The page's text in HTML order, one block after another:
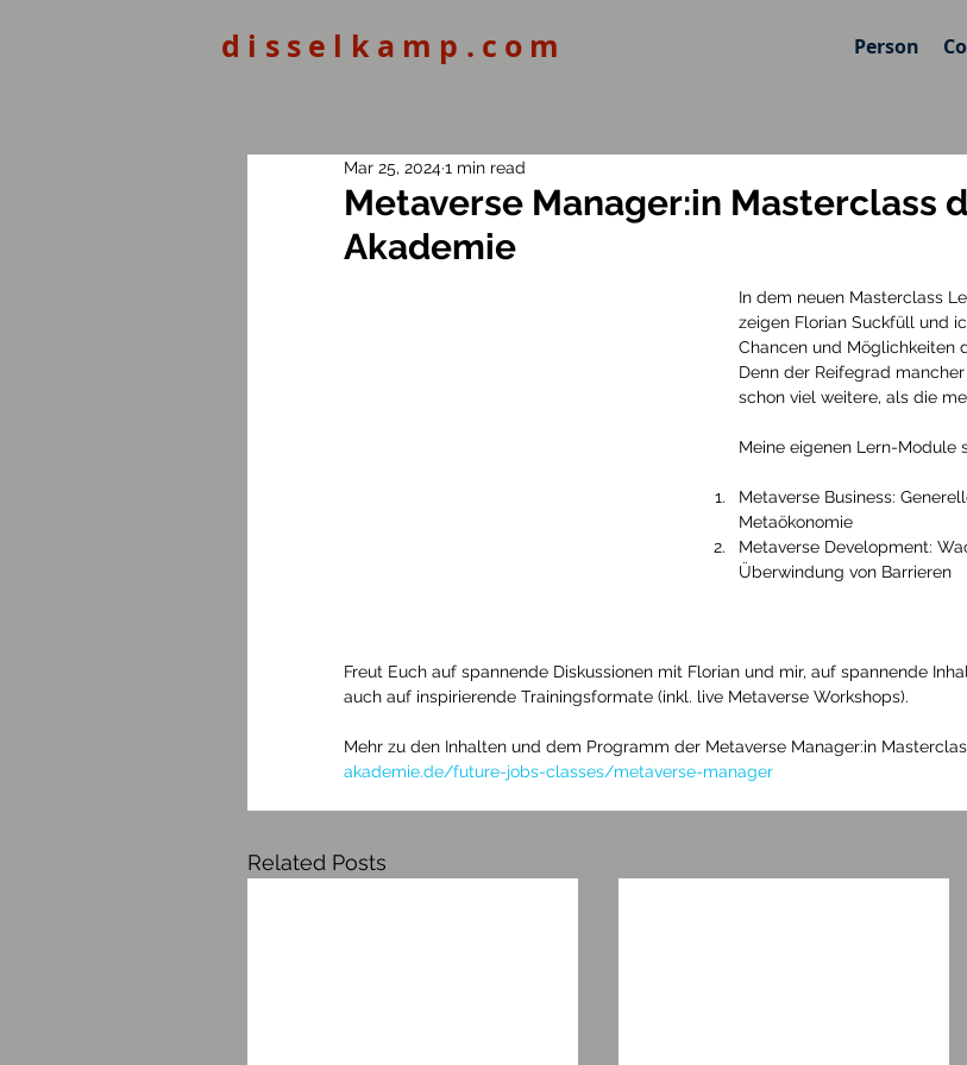
disselkamp.com Person
Metaverse Manager:in Masterclass
Akademie
Mar 25, 20241 min read
In dem neuen Masterclass
zeigen Florian Suckfüll und
Chancen und Möglichkeiten
Denn der Reifegrad
schon viel weitere, als die
Meine eigenen Lern-Module
Metaverse Business:
Metaökonomie
Metaverse Development:
Überwindung von Barrieren
Freut Euch auf spannende Diskussionen mit Florian und mir, auf spannende
auch auf inspirierende Trainingsformate (inkl. live Metaverse Workshops).
Mehr zu den Inhalten und dem Programm der Metaverse Manager:in
akademie.de/future-jobs-classes/metaverse-manager
Related Posts